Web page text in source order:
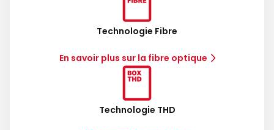
Technologie Fibre
En savoir plus sur la fibre optique
Technologie THD